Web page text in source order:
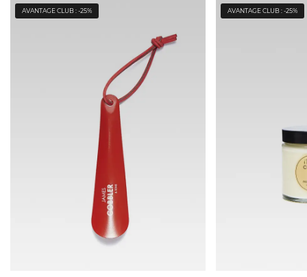
AVANTAGE CLUB : -25% AVANTAGE CLUB : -25%